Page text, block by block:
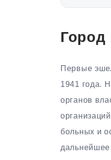
Город
Первые
1941 года.
органов
больных и
дальнейшее